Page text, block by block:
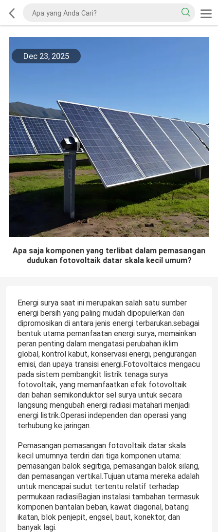
Dec 23, 2025
Apa saja komponen yang terlibat dalam pemasangan
dudukan fotovoltaik datar skala kecil umum?
Energi surya saat ini merupakan salah satu sumber
energi bersih yang paling mudah dipopulerkan dan
dipromosikan di antara jenis energi terbarukan.sebagai
bentuk utama pemanfaatan energi surya, memainkan
peran penting dalam mengatasi perubahan iklim
global, kontrol kabut, konservasi energi, pengurangan
emisi, dan upaya transisi energi.Fotovoltaics mengacu
pada sistem pembangkit listrik tenaga surya
fotovoltaik, yang memanfaatkan efek fotovoltaik
dari bahan semikonduktor sel surya untuk secara
langsung mengubah energi radiasi matahari menjadi
energi listrik.Operasi independen dan operasi yang
terhubung ke jaringan.
Pemasangan pemasangan fotovoltaik datar skala
kecil umumnya terdiri dari tiga komponen utama:
pemasangan balok segitiga, pemasangan balok silang,
dan pemasangan vertikal.Tujuan utama mereka adalah
untuk mencapai sudut tertentu relatif terhadap
permukaan radiasiBagian instalasi tambahan termasuk
komponen bantalan beban, kawat diagonal, batang
ikatan, blok penjepit, engsel, baut, konektor, dan
banyak lagi.